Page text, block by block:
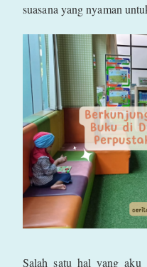
suasana yang nyaman
Salah satu hal yang aku